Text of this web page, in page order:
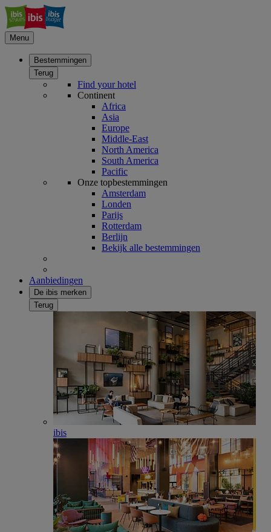
Menu
Bestemmingen
Terug
Find your hotel
Continent
Africa
Asia
Europe
Middle-East
North America
South America
Pacific
Onze topbestemmingen
Amsterdam
Londen
Parijs
Rotterdam
Berlijn
Bekijk alle bestemmingen
Aanbiedingen
De ibis merken
Terug
ibis